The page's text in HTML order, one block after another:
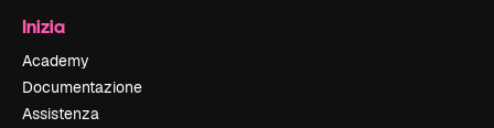
Inizia
Academy
Documentazione
Assistenza